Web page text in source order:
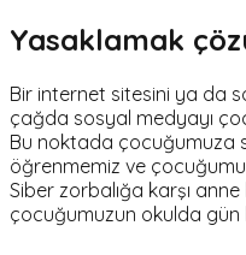
Yasaklamak
Bir internet sitesini ya da
çağda sosyal medyayı
Bu noktada çocuğumuza
öğrenmemiz ve
Siber zorbalığa karşı
çocuğumuzun okulda gün